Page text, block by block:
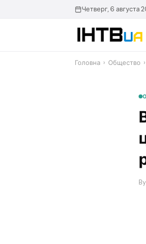
Четверг, 6 августа
Головна › Общество ›
By